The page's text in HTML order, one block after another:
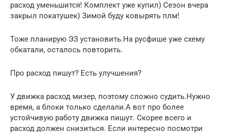
расход уменьшится! Комплект уже купил) Сезон вчера
закрыл покатушек) Зимой буду ковырять плм!
Тоже планирую ЭЗ установить.На русфише уже схему
обкатали, осталось повторить.
Про расход пишут? Есть улучшения?
У движка расход мизер, поэтому сложно судить.Нужно
время, а блоки только сделали.А вот про более
устойчивую работу движка пишут. Скорее всего и
расход должен снизиться. Если интересно посмотри